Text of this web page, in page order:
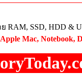
RAM, SSD, HDD &
Mac, Notebook,